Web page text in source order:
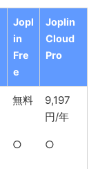
Jopl
in
Fre
e
Joplin
Cloud
Pro
無料
9,197
円/年
○ ○